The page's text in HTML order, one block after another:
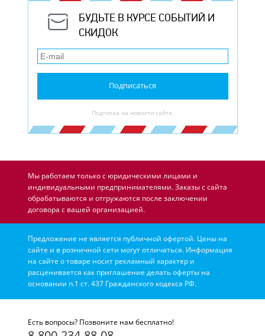
БУДЬТЕ В КУРСЕ СОБЫТИЙ И
СКИДОК
Подписаться
Подписка на новости сайта.
Мы работаем только с юридическими лицами и
индивидуальными предпринимателями. Заказы с сайта
обрабатываются и отгружаются после заключении
договора с вашей организацией.
Предложение не является публичной офертой. Цены на
сайте и в розничной сети могут отличаться. Информация
на сайте о товаре носит рекламный характер и
расценивается как приглашение делать оферты на
основании п.1 ст. 437 Гражданского кодекса РФ.
Есть вопросы? Позвоните нам бесплатно!